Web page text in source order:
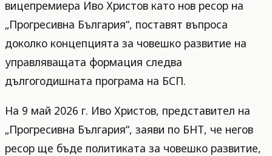
вицепремиера Иво Христов като нов ресор на
„Прогресивна България“, поставят въпроса
доколко концепцията за човешко развитие на
управляващата формация следва
дългогодишната програма на БСП.
На 9 май 2026 г. Иво Христов, представител на
„Прогресивна България“, заяви по БНТ, че негов
ресор ще бъде политиката за човешко развитие,